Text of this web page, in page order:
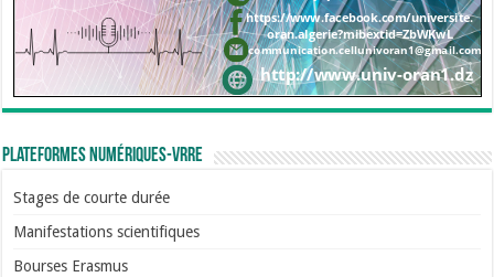
Plateformes numériques-VRRE
Stages de courte durée
Manifestations scientifiques
Bourses Erasmus